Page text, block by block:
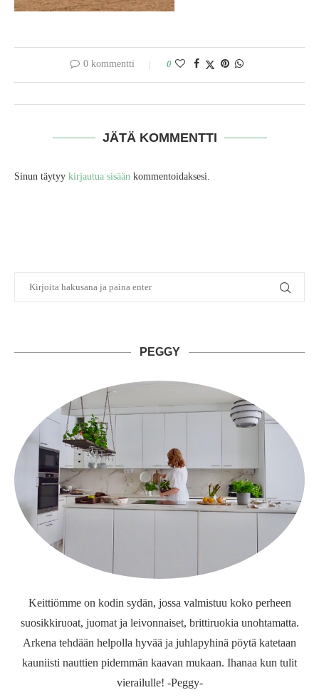
0 kommentti 0
JÄTÄ KOMMENTTI
Sinun täytyy kirjautua sisään kommentoidaksesi.
PEGGY
Keittiömme on kodin sydän, jossa valmistuu koko perheen
suosikkiruoat, juomat ja leivonnaiset, brittiruokia unohtamatta.
Arkena tehdään helpolla hyvää ja juhlapyhinä pöytä katetaan
kauniisti nauttien pidemmän kaavan mukaan. Ihanaa kun tulit
vierailulle! -Peggy-